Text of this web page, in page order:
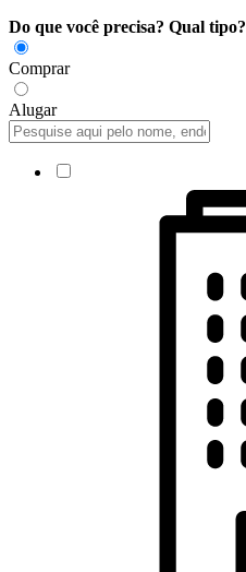
Do que você precisa? Qual tipo?
Comprar
Alugar